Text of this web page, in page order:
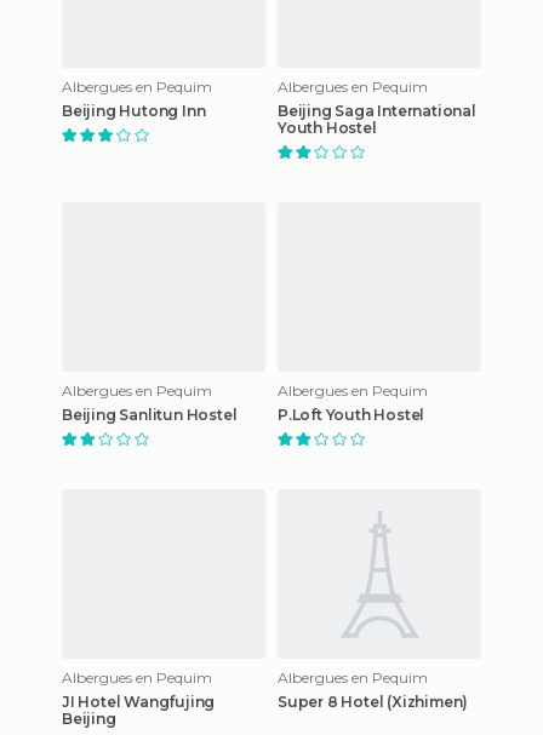
Albergues en Pequim
Beijing Hutong Inn
Albergues en Pequim
Beijing Saga International
Youth Hostel
Albergues en Pequim
Beijing Sanlitun Hostel
Albergues en Pequim
P.Loft Youth Hostel
Albergues en Pequim
JI Hotel Wangfujing
Beijing
Albergues en Pequim
Super 8 Hotel (Xizhimen)